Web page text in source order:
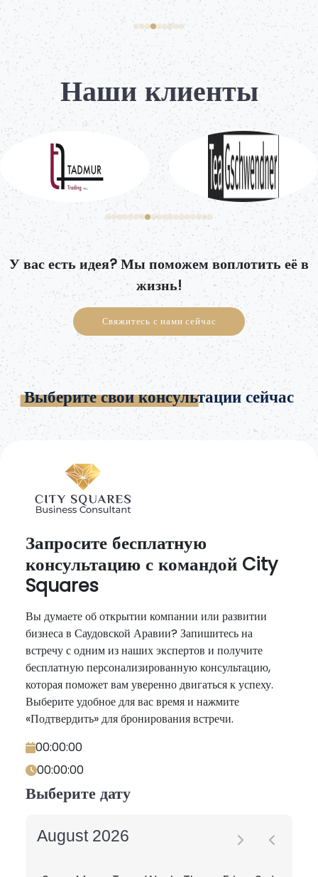
Наши клиенты
У вас есть идея? Мы поможем воплотить её в
жизнь!
Свяжитесь с нами сейчас
Выберите свои консультации сейчас
Запросите бесплатную
консультацию с командой City
Squares
Вы думаете об открытии компании или развитии
бизнеса в Саудовской Аравии? Запишитесь на
встречу с одним из наших экспертов и получите
бесплатную персонализированную консультацию,
которая поможет вам уверенно двигаться к успеху.
Выберите удобное для вас время и нажмите
«Подтвердить» для бронирования встречи.
00:00:00
00:00:00
Выберите дату
August 2026